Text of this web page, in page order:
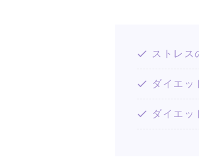
ストレス
ダイエッ
ダイエッ